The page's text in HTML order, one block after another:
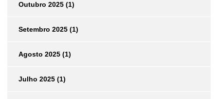
Outubro 2025 (1)
Setembro 2025 (1)
Agosto 2025 (1)
Julho 2025 (1)